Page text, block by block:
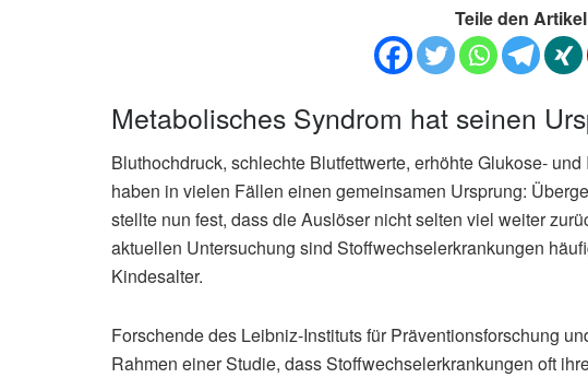
Teile den Artikel
Metabolisches Syndrom hat seinen
Bluthochdruck, schlechte Blutfettwerte, erhöhte Glukose-
haben in vielen Fällen einen gemeinsamen Ursprung:
stellte nun fest, dass die Auslöser nicht selten viel weiter
aktuellen Untersuchung sind Stoffwechselerkrankungen
Kindesalter.
Forschende des Leibniz-Instituts für Präventionsforschung
Rahmen einer Studie, dass Stoffwechselerkrankungen oft